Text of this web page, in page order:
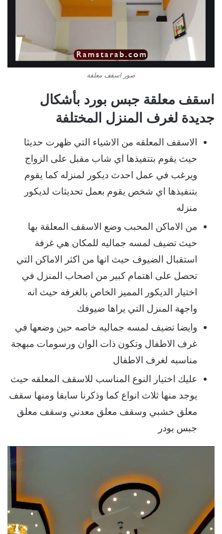
صور اسقف معلقة
اسقف معلقة جبس بورد بأشكال
جديدة لغرف المنزل المختلفة
الاسقف المعلقه من الاشياء التي ظهرت حديثا
حيث يقوم بتتفيذها اي شاب مقبل على الزواج
ويرغب في عمل احدث ديكور لمنزله كما يقوم
بتنفيذها اي شخص يقوم بعمل تحديثات لديكور
منزله
من الاماكن المحبب وضع الاسقف المعلقة بها
حيث تضيف لمسه جماليه للمكان هي غرفة
استقبال الضيوف حيث انها من اكثر الاماكن التي
تحصل على اهتمام كبير من اصحاب المنزل في
اختيار الديكور المميز الخاص بالغرفه حيث انه
واجهة المنزل التي يراها ضيوفك
وايضا تضيف لمسه جماليه خاصه حين وضعها في
غرف الاطفال وتكون ذات الوان ورسومات مبهجة
مناسبه لغرف الاطفال
عليك اختيار النوع المناسب للاسقف المعلقه حيث
يوجد منها ثلاث انواع كما وذكرنا سابقا ومنها سقف
معلق خشبي وسقف معلق معدني وسقف معلق
جبس بودر